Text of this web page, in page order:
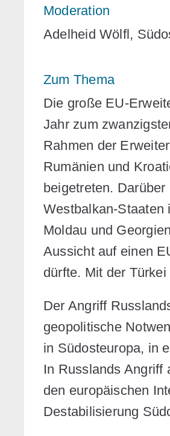
Moderation
Adelheid Wölfl,
Zum Thema
Die große EU-
Jahr zum
Rahmen der
Rumänien und
beigetreten.
Westbalkan-Staaten
Moldau und
Aussicht auf einen
dürfte. Mit der
Der Angriff
geopolitische
in Südosteuropa, in
In Russlands Angriff
den europäischen
Destabilisierung